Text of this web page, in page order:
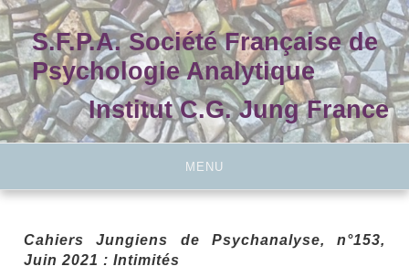
Skip
to
contentS.F.P.A. Société Française de
Psychologie Analytique
Institut C.G. Jung France
MENU
Cahiers Jungiens de Psychanalyse, n°153,
Juin 2021 : Intimités